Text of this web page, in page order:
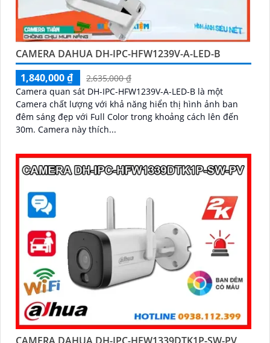
CAMERA DAHUA DH-IPC-HFW1239V-A-LED-B
1,840,000 ₫
2,635,000 ₫
Camera quan sát DH-IPC-HFW1239V-A-LED-B là một
Camera chất lượng với khả năng hiển thị hình ảnh ban
đêm sáng đẹp với Full Color trong khoảng cách lên đến
30m. Camera này thích...